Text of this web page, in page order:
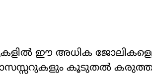
ഈ അധിക
കൂടുതല്‍